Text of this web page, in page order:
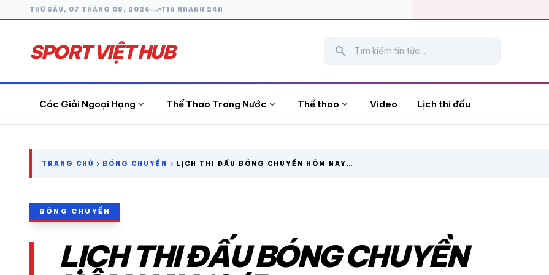
THỨ SÁU, 07 THÁNG 08, 2026 trending_upTIN NHANH 24H
SPORT VIỆT HUB search
Các Giải Ngoại Hạng expand_more Thể Thao Trong Nước expand_more Thể thao expand_more Video Lịch thi đấu
THỂ THAO
TRANG CHỦ chevron_right BÓNG CHUYỀN chevron_right LỊCH THI ĐẤU BÓNG CHUYỀN HÔM NAY
BÓNG CHUYỀN
LỊCH THI ĐẤU BÓNG CHUYỀN